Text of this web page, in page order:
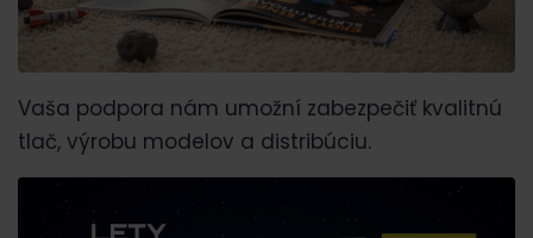
Vaša podpora nám umožní zabezpečiť kvalitnú
tlač, výrobu modelov a distribúciu.